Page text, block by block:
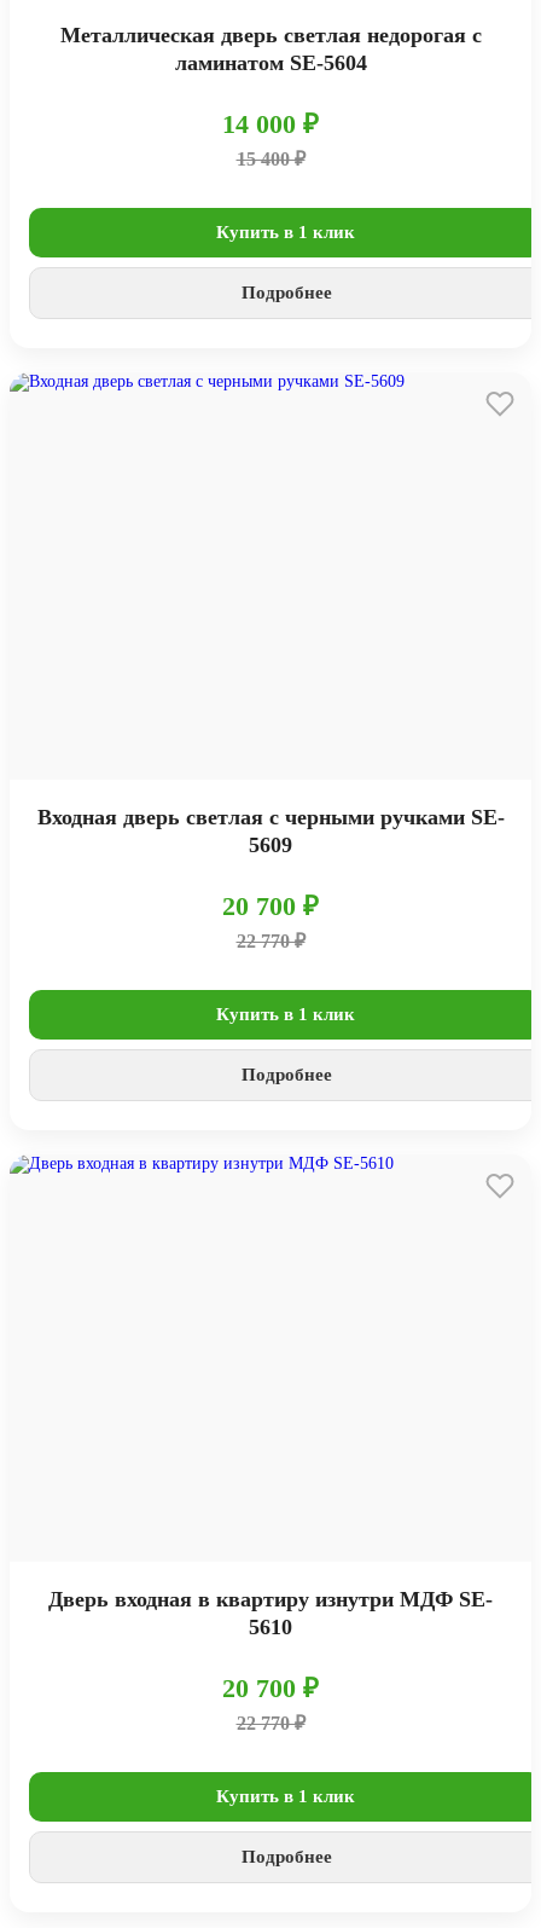
Металлическая дверь светлая недорогая с
ламинатом SE-5604
14 000 ₽
15 400 ₽
Купить в 1 клик
Подробнее
Входная дверь светлая с черными ручками SE-
5609
20 700 ₽
22 770 ₽
Купить в 1 клик
Подробнее
Дверь входная в квартиру изнутри МДФ SE-
5610
20 700 ₽
22 770 ₽
Купить в 1 клик
Подробнее